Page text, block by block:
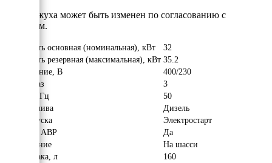
Цвет кожуха может быть изменен по согласованию с
клиентом.
Мощность основная (номинальная), кВт
32
Мощность резервная (максимальная), кВт 35.2
Напряжение, В
400/230
Число фаз
3
Частота, Гц
50
Вид топлива
Дизель
Тип запуска
Электростарт
Наличие АВР
Да
Исполнение
На шасси
Объём бака, л
160